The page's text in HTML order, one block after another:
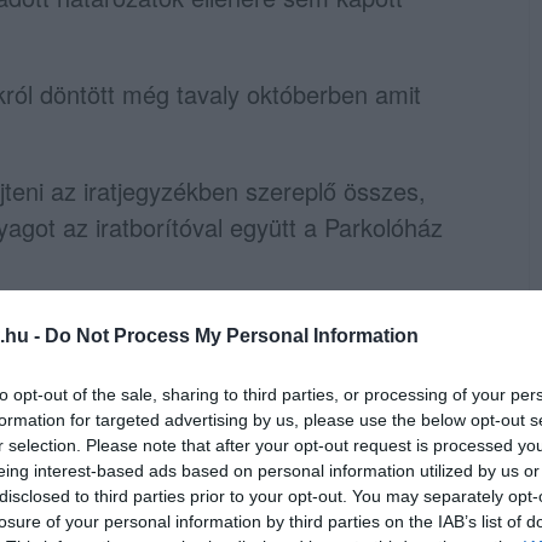
- Do Not Process My Personal Information
opt-out of the sale, sharing to third parties, or processing of your
for targeted advertising by us, please use the below opt-out
selection. Please note that after your opt-out request is processed
interest-based ads based on personal information utilized by us
to third parties prior to your opt-out. You may separately
of your personal information by third parties on the IAB’s list of
döntött még tavaly októberben amit
az iratjegyzékben szereplő összes,
az iratborítóval együtt a Parkolóház
tulajdonosát, hogy az értékbecslését
olyan módon, hogy közjegyzői nemperes
kirendelésére, melyhez egyrészről a
álljon rendelkezésre. Kérik a közjegyzőt,
jelöljön ki.